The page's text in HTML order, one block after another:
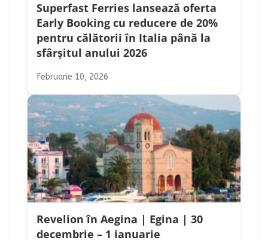
Superfast Ferries lansează oferta
Early Booking cu reducere de 20%
pentru călătorii în Italia până la
sfârșitul anului 2026
februarie 10, 2026
Revelion în Aegina | Egina | 30
decembrie – 1 ianuarie